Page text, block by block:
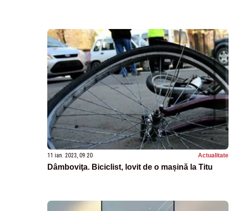
11 ian. 2023, 09:20 Actualitate
Dâmboviţa. Biciclist, lovit de o mașină la Titu